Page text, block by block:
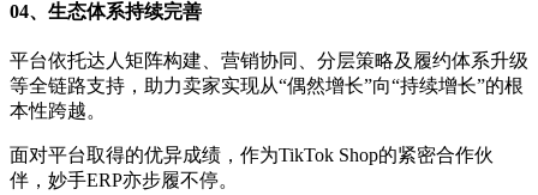
04、 生态体系持续完善
平台依托达人矩阵构建、营销协同、分层策略及履约体系升级
等全链路支持，助力卖家实现从“偶然增长”向“持续增长”的根
本性跨越。
面对平台取得的优异成绩，作为TikTok Shop的紧密合作伙
伴，妙手ERP亦步履不停。